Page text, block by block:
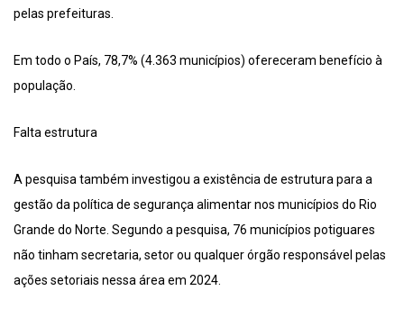
pelas prefeituras.
Em todo o País, 78,7% (4.363 municípios) ofereceram benefício à
população.
Falta estrutura
A pesquisa também investigou a existência de estrutura para a
gestão da política de segurança alimentar nos municípios do Rio
Grande do Norte. Segundo a pesquisa, 76 municípios potiguares
não tinham secretaria, setor ou qualquer órgão responsável pelas
ações setoriais nessa área em 2024.